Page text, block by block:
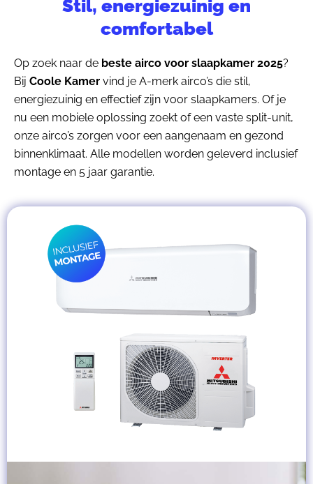
Stil, energiezuinig en
comfortabel
Op zoek naar de beste airco voor slaapkamer 2025?
Bij Coole Kamer vind je A-merk airco’s die stil,
energiezuinig en effectief zijn voor slaapkamers. Of je
nu een mobiele oplossing zoekt of een vaste split-unit,
onze airco’s zorgen voor een aangenaam en gezond
binnenklimaat. Alle modellen worden geleverd inclusief
montage en 5 jaar garantie.